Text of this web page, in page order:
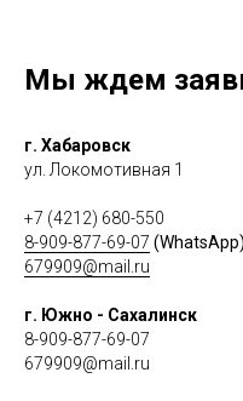
Мы ждем
г. Хабаровск
ул. Локомотивная 1
+7 (4212) 680-550
8-909-877-69-07 (WhatsApp)
679909@mail.ru
г. Южно - Сахалинск
8-909-877-69-07
679909@mail.ru